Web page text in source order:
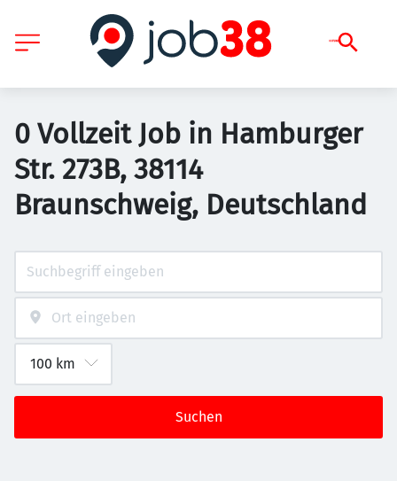
0 Vollzeit Job in Hamburger
Str. 273B, 38114
Braunschweig, Deutschland
Suchen